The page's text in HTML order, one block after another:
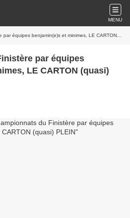
MENU
benjamin(e)s et minimes, LE CARTON (quasi) PLEIN
par équipes
LE CARTON (quasi)